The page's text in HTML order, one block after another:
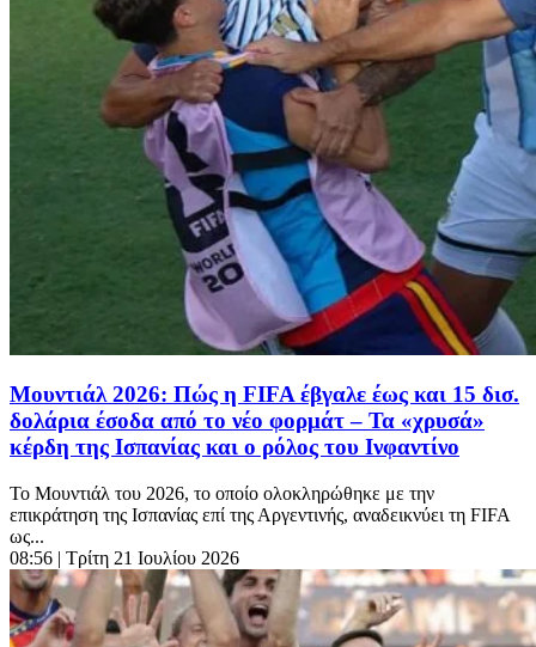
Μουντιάλ 2026: Πώς η FIFA έβγαλε έως και 15 δισ.
δολάρια έσοδα από το νέο φορμάτ – Τα «χρυσά»
κέρδη της Ισπανίας και ο ρόλος του Ινφαντίνο
Το Μουντιάλ του 2026, το οποίο ολοκληρώθηκε με την
επικράτηση της Ισπανίας επί της Αργεντινής, αναδεικνύει τη FIFA
ως...
08:56 | Τρίτη 21 Ιουλίου 2026